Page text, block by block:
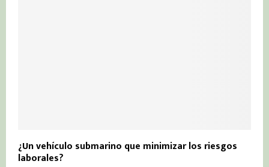
¿Un vehículo submarino que minimizar los riesgos
laborales?